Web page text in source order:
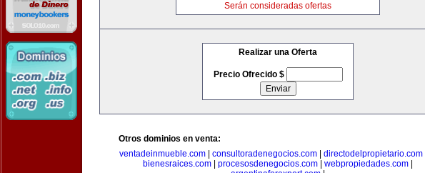
Serán consideradas ofertas
Realizar una Oferta
Precio Ofrecido $
Otros dominios en venta:
ventadeinmueble.com| consultoradenegocios.com| directodelpropietario.com|
bienesraices.com
procesosdenegocios.com webpropiedades.com